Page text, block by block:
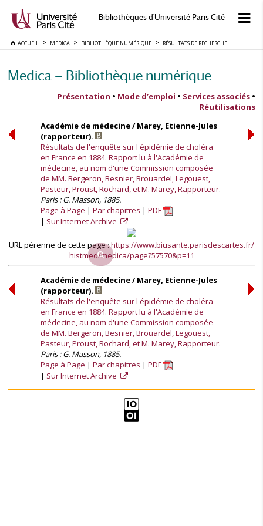
Bibliothèques d'Université Paris Cité
ACCUEIL MEDICA BIBLIOTHÈQUE NUMÉRIQUE RÉSULTATS DE RECHERCHE
Medica — Bibliothèque numérique
Présentation • Mode d’emploi • Services associés •
Réutilisations
Académie de médecine / Marey, Etienne-Jules
(rapporteur).
Résultats de l'enquête sur l'épidémie de choléra
en France en 1884. Rapport lu à l'Académie de
médecine, au nom d'une Commission composée
de MM. Bergeron, Besnier, Brouardel, Legouest,
Pasteur, Proust, Rochard, et M. Marey, Rapporteur.
Paris : G. Masson, 1885.
Page à Page
Par chapitres
PDF
Sur Internet Archive
URL pérenne de cette page :https://www.biusante.parisdescartes.fr/
histmed/medica/page?57570&p=11
Académie de médecine / Marey, Etienne-Jules
(rapporteur).
Résultats de l'enquête sur l'épidémie de choléra
en France en 1884. Rapport lu à l'Académie de
médecine, au nom d'une Commission composée
de MM. Bergeron, Besnier, Brouardel, Legouest,
Pasteur, Proust, Rochard, et M. Marey, Rapporteur.
Paris : G. Masson, 1885.
Page à Page
Par chapitres
PDF
Sur Internet Archive